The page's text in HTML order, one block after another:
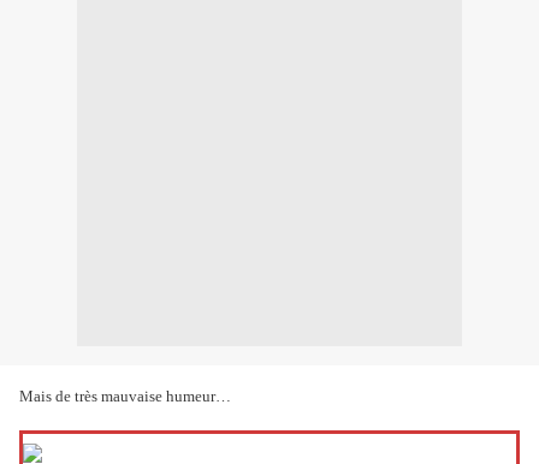
Mais de très mauvaise humeur…